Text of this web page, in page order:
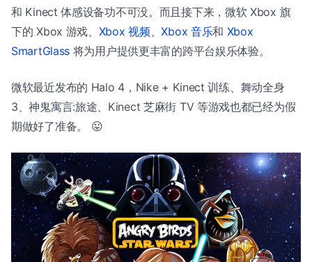
和 Kinect 体感设备功不可没。而且接下来，微软 Xbox 旗
下的 Xbox 游戏、 Xbox 视频、Xbox 音乐和 Xbox
SmartGlass 将为用户提供更丰富的跨平台娱乐体验。
微软最近发布的 Halo 4，Nike + Kinect 训练、舞动全身
3、神鬼寓言:旅途、Kinect 芝麻街 TV 等游戏也都已经为假
期做好了准备。 😛